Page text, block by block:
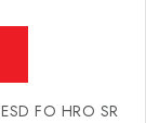
FO HRO SR